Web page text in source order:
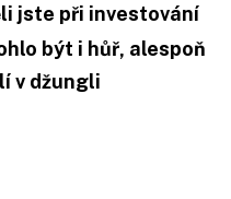
jste při investování
být i hůř, alespoň
v džungli